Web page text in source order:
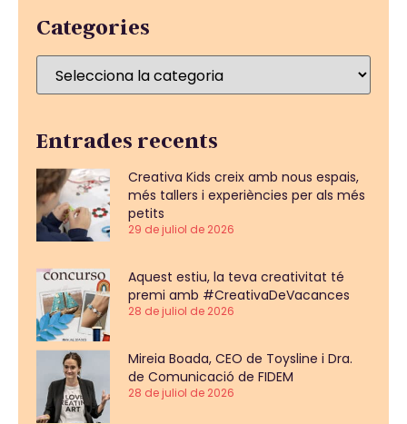
Categories
Entrades recents
Creativa Kids creix amb nous espais,
més tallers i experiències per als més
petits
29 de juliol de 2026
Aquest estiu, la teva creativitat té
premi amb #CreativaDeVacances
28 de juliol de 2026
Mireia Boada, CEO de Toysline i Dra.
de Comunicació de FIDEM
28 de juliol de 2026